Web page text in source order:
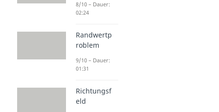
8/10 – Dauer:
02:24
Randwertp
roblem
9/10 – Dauer:
01:31
Richtungsf
eld